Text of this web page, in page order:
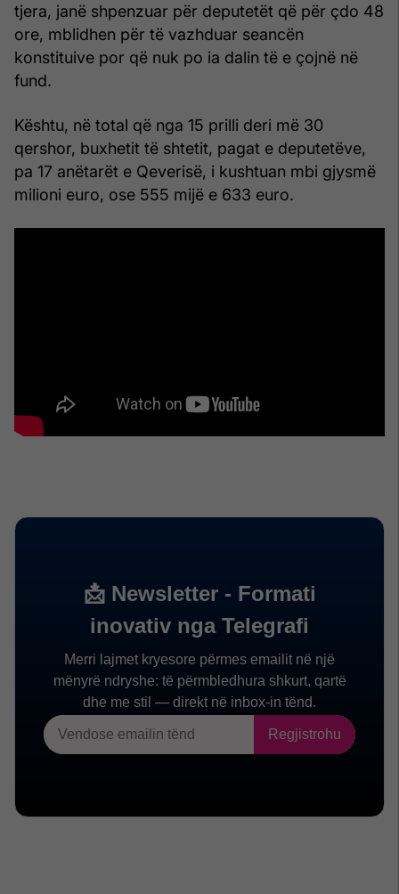
tjera, janë shpenzuar për deputetët që për çdo 48
ore, mblidhen për të vazhduar seancën
konstituive por që nuk po ia dalin të e çojnë në
fund.
Kështu, në total që nga 15 prilli deri më 30
qershor, buxhetit të shtetit, pagat e deputetëve,
pa 17 anëtarët e Qeverisë, i kushtuan mbi gjysmë
milioni euro, ose 555 mijë e 633 euro.